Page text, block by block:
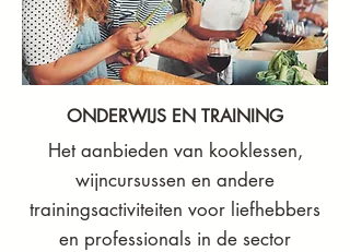
ONDERWIJS EN TRAINING
Het aanbieden van kooklessen,
wijncursussen en andere
trainingsactiviteiten voor liefhebbers
en professionals in de sector